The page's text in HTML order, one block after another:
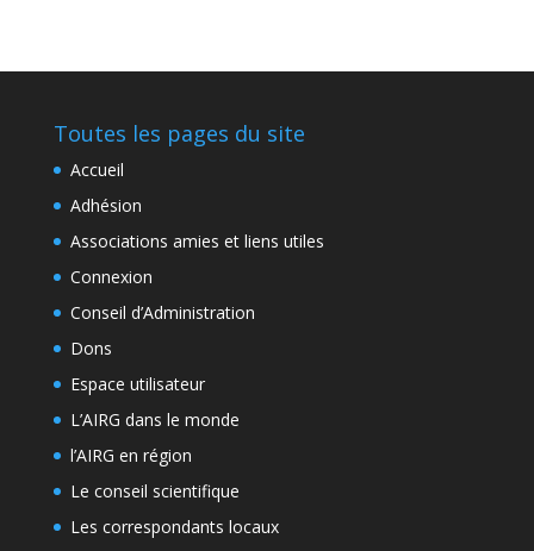
Toutes les pages du site
Accueil
Adhésion
Associations amies et liens utiles
Connexion
Conseil d’Administration
Dons
Espace utilisateur
L’AIRG dans le monde
l’AIRG en région
Le conseil scientifique
Les correspondants locaux